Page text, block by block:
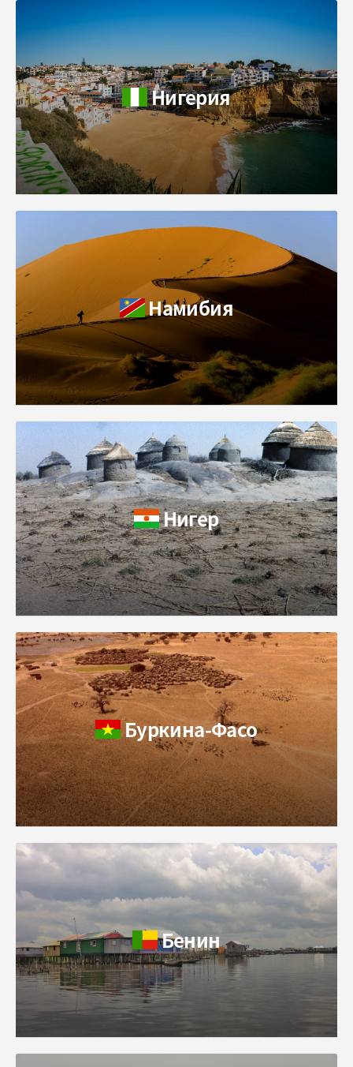
Нигерия
Намибия
Нигер
Буркина-Фасо
Бенин